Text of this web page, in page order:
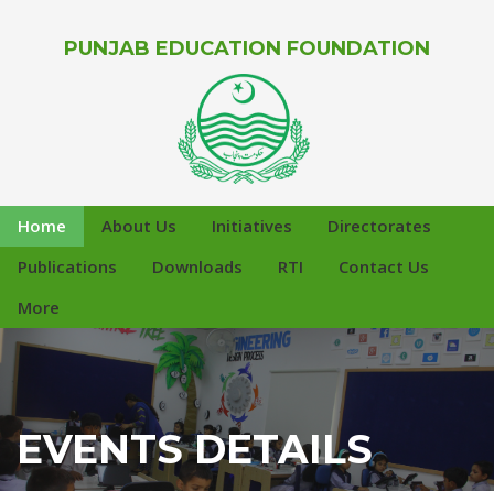
PUNJAB EDUCATION FOUNDATION
Home About Us Initiatives
Directorates
Publications
Downloads RTI
Contact Us
More
EVENTS DETAILS